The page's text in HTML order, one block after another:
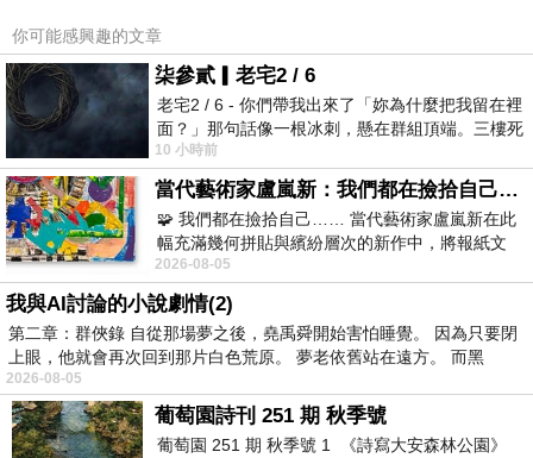
2.外場送餐員
尤其大型連鎖火鍋店、迴轉壽司。
因為送餐其實是：
重複移動
低決策工作
現在亞洲已經很多：
送餐機器人
軌道送餐
智慧餐車
未來甚至可能：
桌邊AI語音互動
你可能感興趣的文章
柒參貳▎老宅2 / 6
老宅2 / 6 - 你們帶我出來了「妳為什麼把我留在裡
面？」那句話像一根冰刺，懸在群組頂端。三樓死
死盯著照片裡的人。那個人確實站在
10 小時前
當代藝術家盧嵐新：我們都在撿拾自己，將散落的情緒與碎片，拼回生命完整的輪廓
🧩 我們都在撿拾自己…… 當代藝術家盧嵐新在此
幅充滿幾何拼貼與繽紛層次的新作中，將報紙文
字、彩色剪紙與明亮顏料層層
2026-08-05
我與AI討論的小說劇情(2)
第二章：群俠錄 自從那場夢之後，堯禹舜開始害怕睡覺。 因為只要閉
上眼，他就會再次回到那片白色荒原。 夢老依舊站在遠方。 而黑
2026-08-05
葡萄園詩刊 251 期 秋季號
葡萄園 251 期 秋季號 1 《詩寫大安森林公園》